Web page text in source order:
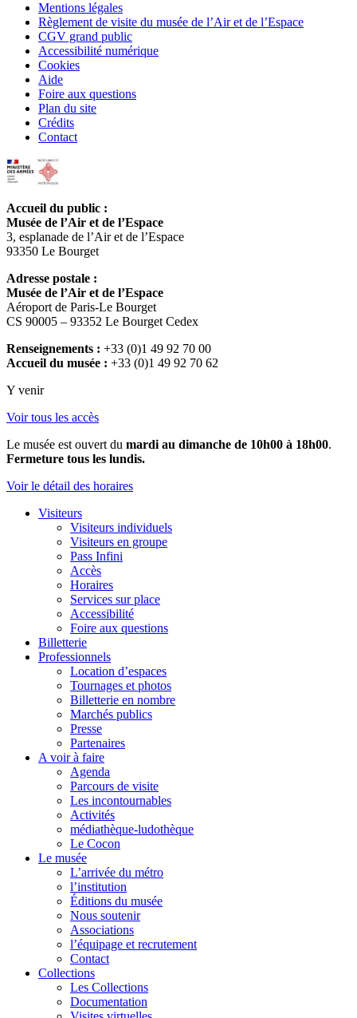
Mentions légales
Règlement de visite du musée de l’Air et de l’Espace
CGV grand public
Accessibilité numérique
Cookies
Aide
Foire aux questions
Plan du site
Crédits
Contact
Accueil du public :
Musée de l’Air et de l’Espace
3, esplanade de l’Air et de l’Espace
93350 Le Bourget
Adresse postale :
Musée de l’Air et de l’Espace
Aéroport de Paris-Le Bourget
CS 90005 – 93352 Le Bourget Cedex
Renseignements : +33 (0)1 49 92 70 00
Accueil du musée : +33 (0)1 49 92 70 62
Y venir
Voir tous les accès
Le musée est ouvert du mardi au dimanche de 10h00 à 18h00.
Fermeture tous les lundis.
Voir le détail des horaires
Visiteurs
Visiteurs individuels
Visiteurs en groupe
Pass Infini
Accès
Horaires
Services sur place
Accessibilité
Foire aux questions
Billetterie
Professionnels
Location d’espaces
Tournages et photos
Billetterie en nombre
Marchés publics
Presse
Partenaires
A voir à faire
Agenda
Parcours de visite
Les incontournables
Activités
médiathèque-ludothèque
Le Cocon
Le musée
L’arrivée du métro
l’institution
Éditions du musée
Nous soutenir
Associations
l’équipage et recrutement
Contact
Collections
Les Collections
Documentation